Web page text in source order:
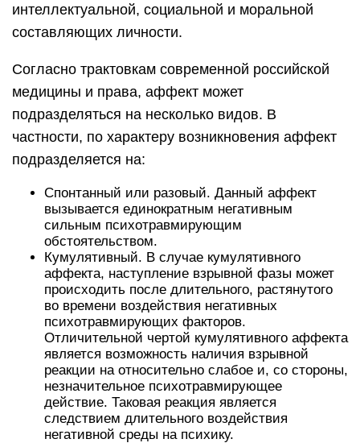
интеллектуальной, социальной и моральной
составляющих личности.
Согласно трактовкам современной российской
медицины и права, аффект может
подразделяться на несколько видов. В
частности, по характеру возникновения аффект
подразделяется на:
Спонтанный или разовый. Данный аффект
вызывается единократным негативным
сильным психотравмирующим
обстоятельством.
Кумулятивный. В случае кумулятивного
аффекта, наступление взрывной фазы может
происходить после длительного, растянутого
во времени воздействия негативных
психотравмирующих факторов.
Отличительной чертой кумулятивного аффекта
является возможность наличия взрывной
реакции на относительно слабое и, со стороны,
незначительное психотравмирующее
действие. Таковая реакция является
следствием длительного воздействия
негативной среды на психику.